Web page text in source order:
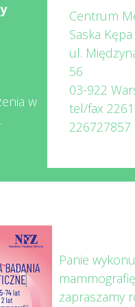
w
Centrum
Saska Kępa
ul.
56
03-922
tel/fax
226727857
Panie
mammografię
zapraszamy